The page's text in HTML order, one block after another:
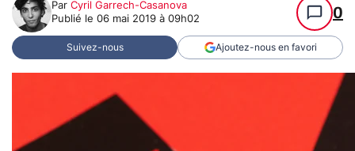
Par Cyril Garrech-Casanova
Publié le 06 mai 2019 à 09h02 0
Suivez-nous Ajoutez-nous en favori